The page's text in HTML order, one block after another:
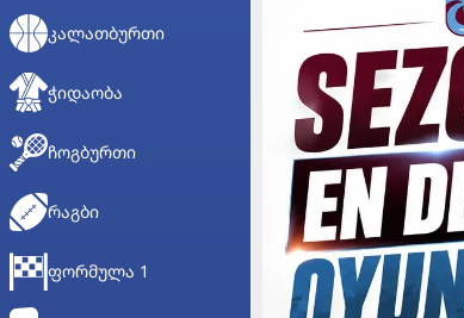
ᲙᲐᲚᲐᲗᲑᲣᲠᲗᲘ
ᲭᲘᲓᲐᲝᲑᲐ
ᲩᲝᲒᲑᲣᲠᲗᲘ
ᲠᲐᲒᲑᲘ
ᲤᲝᲠᲛᲣᲚᲐ 1